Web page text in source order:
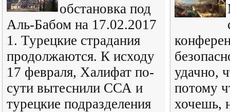
обстановка под
Аль-Бабом на 17.02.2017
1. Турецкие страдания
продолжаются. К исходу
17 февраля, Халифат по-
сути вытеснили ССА и
турецкие подразделения
удачно,
потому
хочешь,